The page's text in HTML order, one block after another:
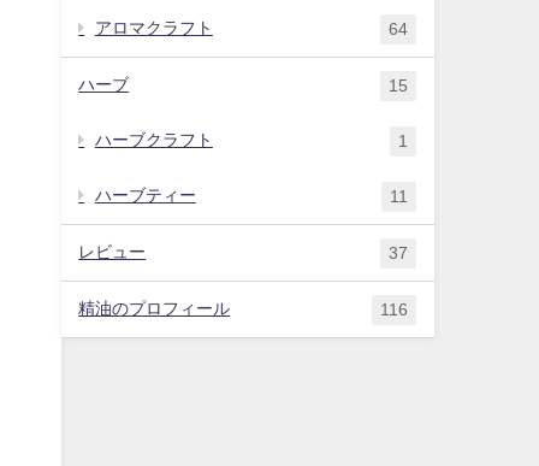
アロマクラフト 64
ハーブ 15
ハーブクラフト 1
ハーブティー 11
レビュー 37
精油のプロフィール 116